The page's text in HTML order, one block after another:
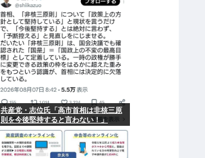
共産党・志位氏「高市首相は非核三原
則を今後堅持すると言わない！」